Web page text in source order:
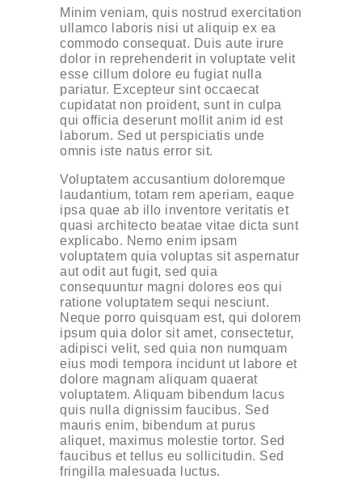
Minim veniam, quis nostrud exercitation
ullamco laboris nisi ut aliquip ex ea
commodo consequat. Duis aute irure
dolor in reprehenderit in voluptate velit
esse cillum dolore eu fugiat nulla
pariatur. Excepteur sint occaecat
cupidatat non proident, sunt in culpa
qui officia deserunt mollit anim id est
laborum. Sed ut perspiciatis unde
omnis iste natus error sit.
Voluptatem accusantium doloremque
laudantium, totam rem aperiam, eaque
ipsa quae ab illo inventore veritatis et
quasi architecto beatae vitae dicta sunt
explicabo. Nemo enim ipsam
voluptatem quia voluptas sit aspernatur
aut odit aut fugit, sed quia
consequuntur magni dolores eos qui
ratione voluptatem sequi nesciunt.
Neque porro quisquam est, qui dolorem
ipsum quia dolor sit amet, consectetur,
adipisci velit, sed quia non numquam
eius modi tempora incidunt ut labore et
dolore magnam aliquam quaerat
voluptatem. Aliquam bibendum lacus
quis nulla dignissim faucibus. Sed
mauris enim, bibendum at purus
aliquet, maximus molestie tortor. Sed
faucibus et tellus eu sollicitudin. Sed
fringilla malesuada luctus.